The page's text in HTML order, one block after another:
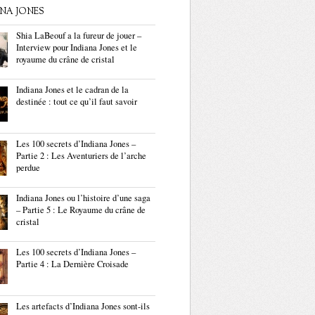
JONES
Shia LaBeouf a la fureur de jouer –
Interview pour Indiana Jones et le
royaume du crâne de cristal
Indiana Jones et le cadran de la
destinée : tout ce qu’il faut savoir
Les 100 secrets d’Indiana Jones –
Partie 2 : Les Aventuriers de l’arche
perdue
Indiana Jones ou l’histoire d’une saga
– Partie 5 : Le Royaume du crâne de
cristal
Les 100 secrets d’Indiana Jones –
Partie 4 : La Dernière Croisade
Les artefacts d’Indiana Jones sont-ils